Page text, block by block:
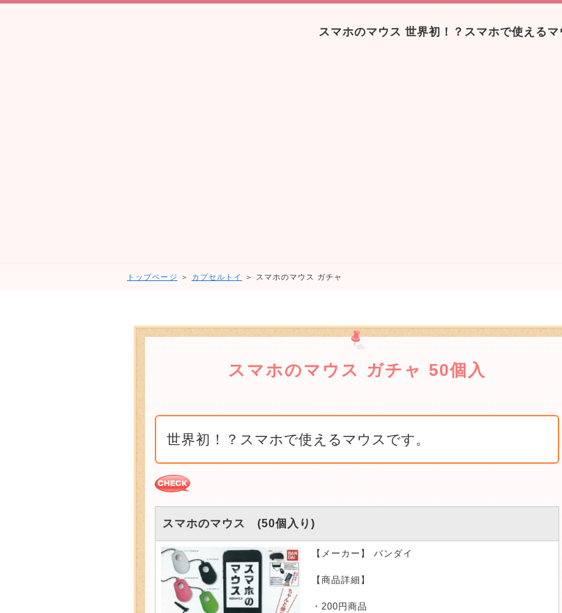
スマホのマウス 世界初！？スマホで使えるマ
トップページ ＞ カプセルトイ ＞ スマホのマウス ガチャ
スマホのマウス ガチャ 50個入
世界初！？スマホで使えるマウスです。
スマホのマウス (50個入り)
【メーカー】 バンダイ
【商品詳細】
・200円商品